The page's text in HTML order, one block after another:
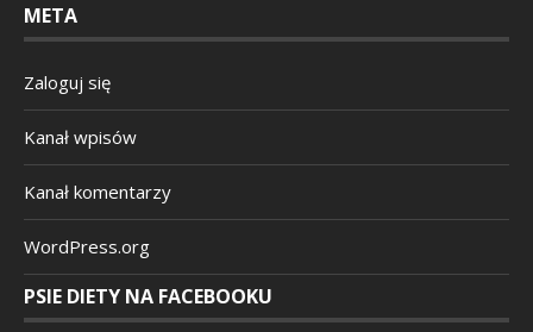
META
Zaloguj się
Kanał wpisów
Kanał komentarzy
WordPress.org
PSIE DIETY NA FACEBOOKU